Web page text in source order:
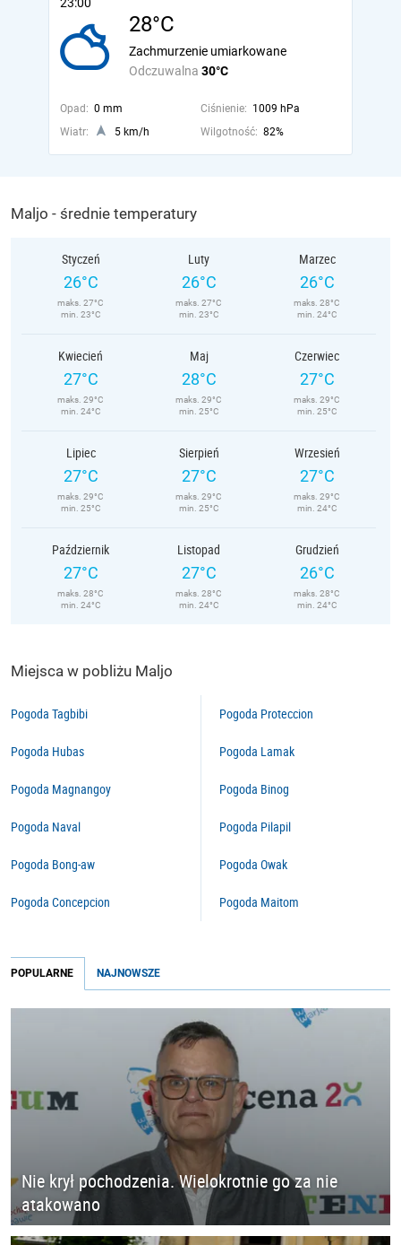
28°C
Odczuwalna 30°C
Zachmurzenie umiarkowane
Opad: 0 mm Ciśnienie: 1009 hPa
Wiatr:
5 km/h Wilgotność: 82%
Maljo - średnie temperatury
Styczeń
26°C
maks. 27°C
min. 23°C
Luty
26°C
maks. 27°C
min. 23°C
Marzec
26°C
maks. 28°C
min. 24°C
Kwiecień
27°C
maks. 29°C
min. 24°C
Maj
28°C
maks. 29°C
min. 25°C
Czerwiec
27°C
maks. 29°C
min. 25°C
Lipiec
27°C
maks. 29°C
min. 25°C
Sierpień
27°C
maks. 29°C
min. 25°C
Wrzesień
27°C
maks. 29°C
min. 24°C
Październik
27°C
maks. 28°C
min. 24°C
Listopad
27°C
maks. 28°C
min. 24°C
Grudzień
26°C
maks. 28°C
min. 24°C
Miejsca w pobliżu Maljo
Pogoda Tagbibi
Pogoda Hubas
Pogoda Magnangoy
Pogoda Naval
Pogoda Bong-aw
Pogoda Concepcion
Pogoda Proteccion
Pogoda Lamak
Pogoda Binog
Pogoda Pilapil
Pogoda Owak
Pogoda Maitom
POPULARNE NAJNOWSZE
Nie krył pochodzenia. Wielokrotnie go za nie
atakowano